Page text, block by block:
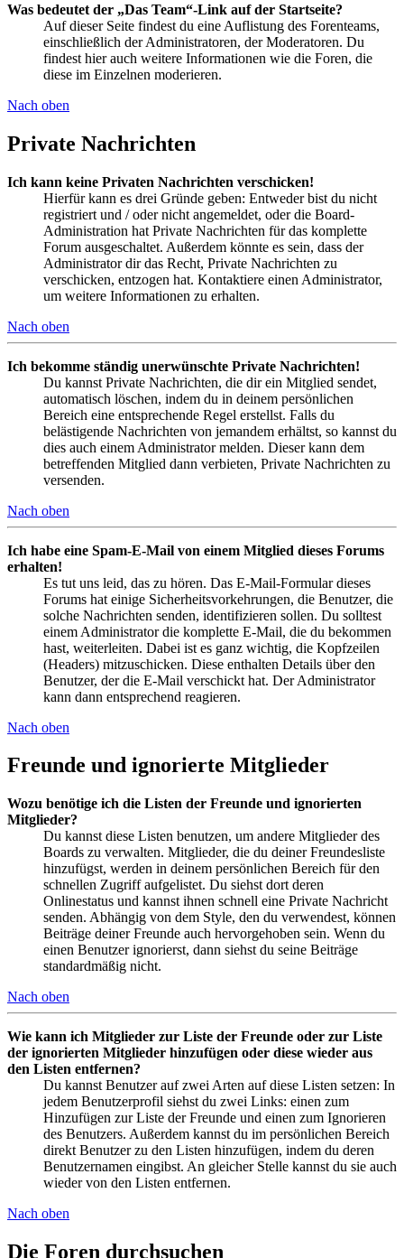
Was bedeutet der „Das Team“-Link auf der Startseite?
Auf dieser Seite findest du eine Auflistung des Forenteams,
einschließlich der Administratoren, der Moderatoren. Du
findest hier auch weitere Informationen wie die Foren, die
diese im Einzelnen moderieren.
Nach oben
Private Nachrichten
Ich kann keine Privaten Nachrichten verschicken!
Hierfür kann es drei Gründe geben: Entweder bist du nicht
registriert und / oder nicht angemeldet, oder die Board-
Administration hat Private Nachrichten für das komplette
Forum ausgeschaltet. Außerdem könnte es sein, dass der
Administrator dir das Recht, Private Nachrichten zu
verschicken, entzogen hat. Kontaktiere einen Administrator,
um weitere Informationen zu erhalten.
Nach oben
Ich bekomme ständig unerwünschte Private Nachrichten!
Du kannst Private Nachrichten, die dir ein Mitglied sendet,
automatisch löschen, indem du in deinem persönlichen
Bereich eine entsprechende Regel erstellst. Falls du
belästigende Nachrichten von jemandem erhältst, so kannst du
dies auch einem Administrator melden. Dieser kann dem
betreffenden Mitglied dann verbieten, Private Nachrichten zu
versenden.
Nach oben
Ich habe eine Spam-E-Mail von einem Mitglied dieses Forums
erhalten!
Es tut uns leid, das zu hören. Das E-Mail-Formular dieses
Forums hat einige Sicherheitsvorkehrungen, die Benutzer, die
solche Nachrichten senden, identifizieren sollen. Du solltest
einem Administrator die komplette E-Mail, die du bekommen
hast, weiterleiten. Dabei ist es ganz wichtig, die Kopfzeilen
(Headers) mitzuschicken. Diese enthalten Details über den
Benutzer, der die E-Mail verschickt hat. Der Administrator
kann dann entsprechend reagieren.
Nach oben
Freunde und ignorierte Mitglieder
Wozu benötige ich die Listen der Freunde und ignorierten
Mitglieder?
Du kannst diese Listen benutzen, um andere Mitglieder des
Boards zu verwalten. Mitglieder, die du deiner Freundesliste
hinzufügst, werden in deinem persönlichen Bereich für den
schnellen Zugriff aufgelistet. Du siehst dort deren
Onlinestatus und kannst ihnen schnell eine Private Nachricht
senden. Abhängig von dem Style, den du verwendest, können
Beiträge deiner Freunde auch hervorgehoben sein. Wenn du
einen Benutzer ignorierst, dann siehst du seine Beiträge
standardmäßig nicht.
Nach oben
Wie kann ich Mitglieder zur Liste der Freunde oder zur Liste
der ignorierten Mitglieder hinzufügen oder diese wieder aus
den Listen entfernen?
Du kannst Benutzer auf zwei Arten auf diese Listen setzen: In
jedem Benutzerprofil siehst du zwei Links: einen zum
Hinzufügen zur Liste der Freunde und einen zum Ignorieren
des Benutzers. Außerdem kannst du im persönlichen Bereich
direkt Benutzer zu den Listen hinzufügen, indem du deren
Benutzernamen eingibst. An gleicher Stelle kannst du sie auch
wieder von den Listen entfernen.
Nach oben
Die Foren durchsuchen